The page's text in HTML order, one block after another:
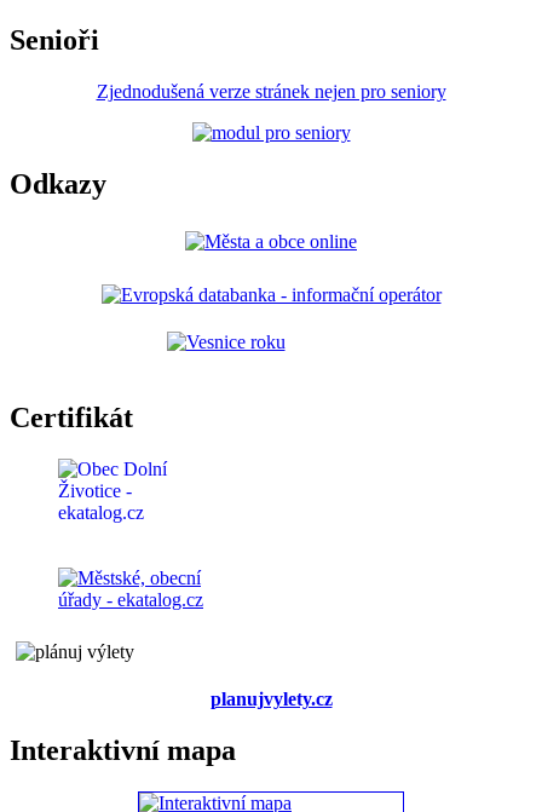
Senioři
Zjednodušená verze stránek nejen pro seniory
Odkazy
Certifikát
planujvylety.cz
Interaktivní mapa